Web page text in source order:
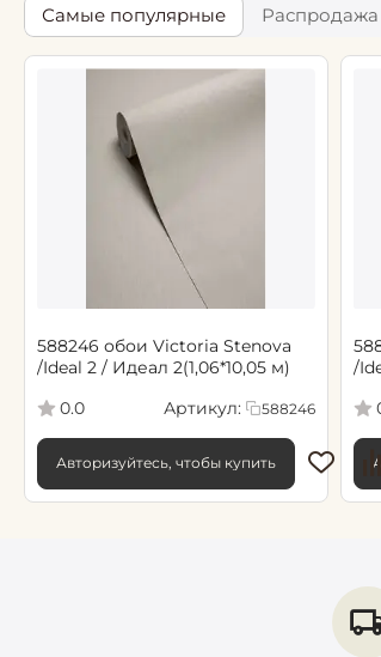
Самые популярные Распродажа
588246 обои Victoria Stenova
/Ideal 2 / Идеал 2(1,06*10,05 м)
0.0
Артикул: 588246
Авторизуйтесь, чтобы купить
/